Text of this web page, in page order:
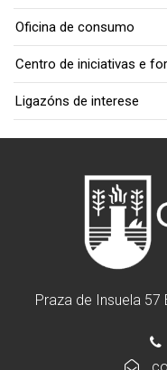
Oficina de consumo
Centro de iniciativas e
Ligazóns de interese
Praza de Insuela 57